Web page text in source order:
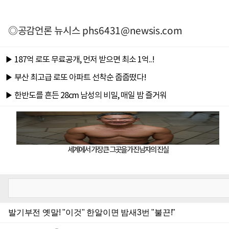
◎공감언론 뉴시스phs6431@newsis.com